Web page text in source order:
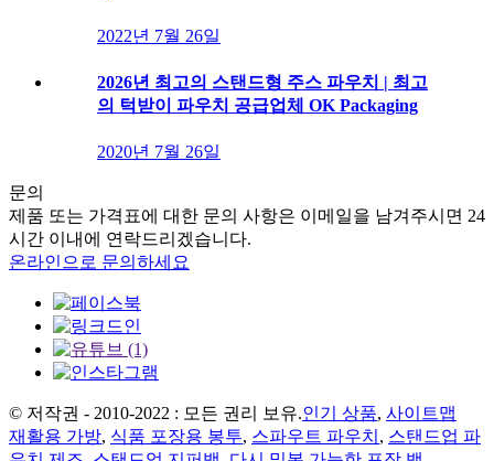
2022년 7월 26일
2026년 최고의 스탠드형 주스 파우치 | 최고
의 턱받이 파우치 공급업체 OK Packaging
2020년 7월 26일
문의
제품 또는 가격표에 대한 문의 사항은 이메일을 남겨주시면 24
시간 이내에 연락드리겠습니다.
온라인으로 문의하세요
© 저작권 - 2010-2022 : 모든 권리 보유.인기 상품, 사이트맵
재활용 가방, 식품 포장용 봉투, 스파우트 파우치 , 스탠드업 파